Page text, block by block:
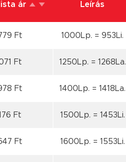
ár Leírás
Ft 1000Lp. = 953Li.
Ft 1250Lp. = 1268La.
Ft 1400Lp. = 1418La.
Ft 1500Lp. = 1453Li.
Ft 1600Lp. = 1553Li.